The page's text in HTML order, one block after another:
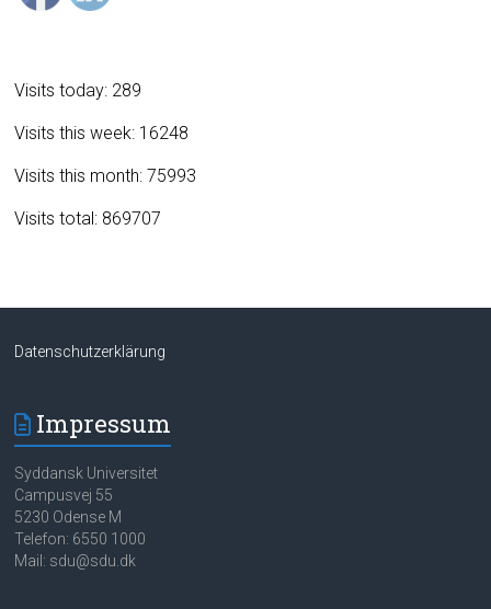
Visits today: 289
Visits this week: 16248
Visits this month: 75993
Visits total: 869707
Datenschutzerklärung
Impressum
Syddansk Universitet
Campusvej 55
5230 Odense M
Telefon: 6550 1000
Mail: sdu@sdu.dk